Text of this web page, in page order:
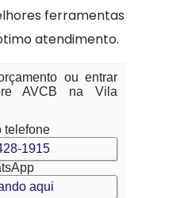
ferramentas
atendimento.
ou entrar
AVCB na Vila
telefone
1915
aqui